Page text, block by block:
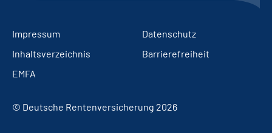
Impressum
Datenschutz
Inhaltsverzeichnis
Barrierefreiheit
EMFA
© Deutsche Rentenversicherung 2026